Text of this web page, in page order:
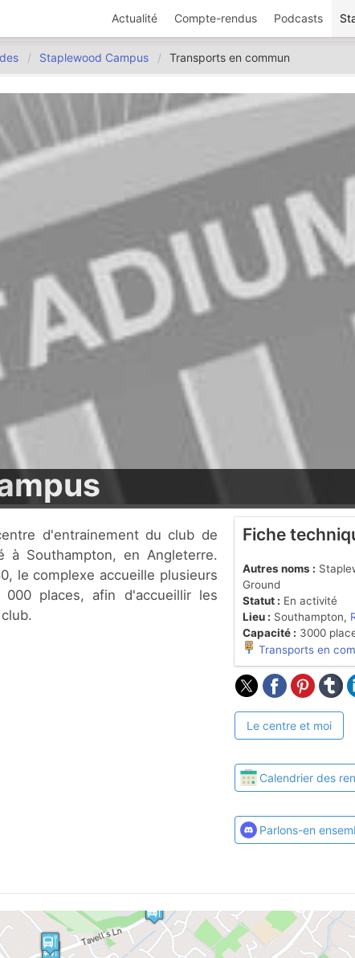
Actualité Compte-rendus Podcasts
Staplewood Campus Transports en commun
à Southampton, en Angleterre.
le complexe accueille plusieurs
places, afin d'accueillir les
Fiche
Autres noms :
Ground
Statut : En activité
Lieu : Southampton,
Capacité : 3000
Transports en
Le centre et moi
Calendrier des
Parlons-en